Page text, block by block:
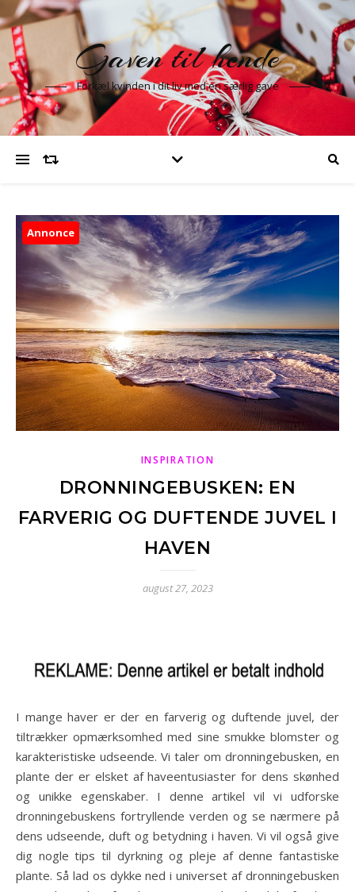
Gaven til hende
Forkæl kvinden i dit liv med en særlig gave
Annonce
INSPIRATION
DRONNINGEBUSKEN: EN
FARVERIG OG DUFTENDE JUVEL I
HAVEN
august 27, 2023
I mange haver er der en farverig og duftende juvel, der
tiltrækker opmærksomhed med sine smukke blomster og
karakteristiske udseende. Vi taler om dronningebusken, en
plante der er elsket af haveentusiaster for dens skønhed
og unikke egenskaber. I denne artikel vil vi udforske
dronningebuskens fortryllende verden og se nærmere på
dens udseende, duft og betydning i haven. Vi vil også give
dig nogle tips til dyrkning og pleje af denne fantastiske
plante. Så lad os dykke ned i universet af dronningebusken